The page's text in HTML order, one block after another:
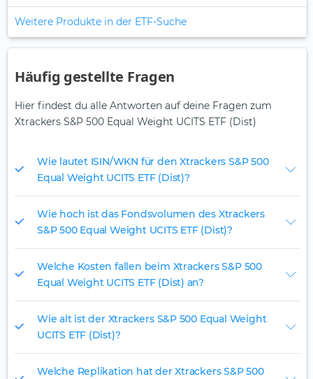
Weitere Produkte in der ETF-Suche
Häufig gestellte Fragen
Hier findest du alle Antworten auf deine Fragen zum
Xtrackers S&P 500 Equal Weight UCITS ETF (Dist)
Wie lautet ISIN/WKN für den Xtrackers S&P 500
Equal Weight UCITS ETF (Dist)?
Wie hoch ist das Fondsvolumen des Xtrackers
S&P 500 Equal Weight UCITS ETF (Dist)?
Welche Kosten fallen beim Xtrackers S&P 500
Equal Weight UCITS ETF (Dist) an?
Wie alt ist der Xtrackers S&P 500 Equal Weight
UCITS ETF (Dist)?
Welche Replikation hat der Xtrackers S&P 500